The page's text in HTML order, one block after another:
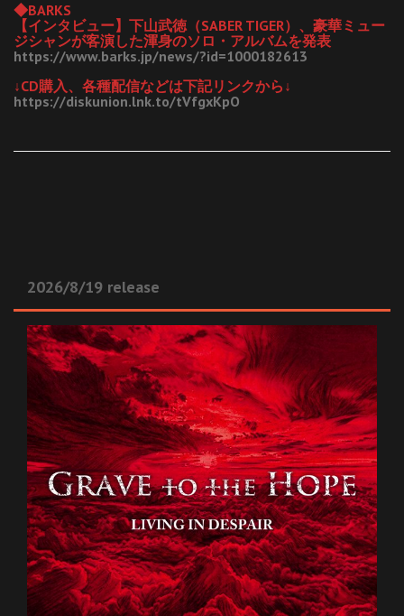
◆BARKS
【インタビュー】下山武徳（SABER TIGER）、豪華ミュー
ジシャンが客演した渾身のソロ・アルバムを発表
https://www.barks.jp/news/?id=1000182613
↓CD購入、各種配信などは下記リンクから↓
https://diskunion.lnk.to/tVfgxKpO
2026/8/19 release